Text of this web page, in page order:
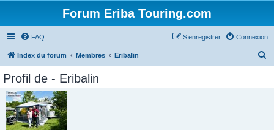
Forum Eriba Touring.com
FAQ Connexion
S’enregistrer
Index du forum Membres Eribalin
Profil de - Eribalin